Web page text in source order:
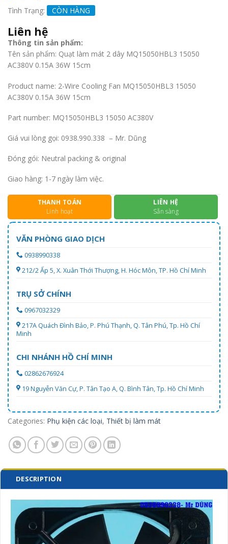
Tình Trạng: CÒN HÀNG
Liên hệ
Thông tin sản phẩm:
Tên sản phẩm: Quạt làm mát 2 dây MQ15050HBL3 15050
AC380V 0.15A 36W 15cm
Product name: 2-Wire Cooling Fan MQ15050HBL3 15050
AC380V 0.15A 36W 15cm
Part number: MQ15050HBL3 15050 AC380V
Giá vui lòng gọi: 0938.990.338 – Mr. Dũng
Đóng gói: Neutral packing & original
Giao hàng: 1-7 ngày làm việc.
THANH TOÁN
Linh hoạt
LIÊN HỆ
Sẵn sàng
VĂN PHÒNG GIAO DỊCH
0938990338
212/2 Ấp 5, X. Xuân Thới Thượng, H. Hóc Môn, TP. Hồ Chí Minh
TRỤ SỞ CHÍNH
0967032329
217A Quách Đình Bảo, P. Phú Thạnh, Q. Tân Phú, Tp. Hồ Chí
Minh
CHI NHÁNH HỒ CHÍ MINH
02862676924
19 Nguyễn Văn Cự, P. Tân Tạo A, Q. Bình Tân, Tp. Hồ Chí Minh
Categories: Phụ kiện các loại, Thiết bị làm mát
DESCRIPTION